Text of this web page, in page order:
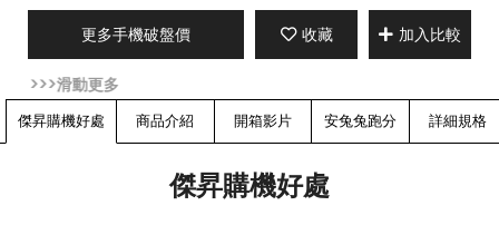
更多手機破盤價 收藏 加入比較
傑昇購機好處 商品介紹 開箱影片 安兔兔跑分 詳細規格
傑昇購機好處